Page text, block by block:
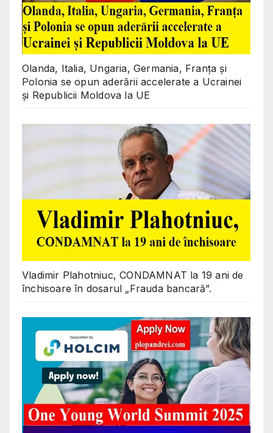
Olanda, Italia, Ungaria, Germania, Franța și
Polonia se opun aderării accelerate a Ucrainei
și Republicii Moldova la UE
Vladimir Plahotniuc, CONDAMNAT la 19 ani de
închisoare în dosarul „Frauda bancară”.